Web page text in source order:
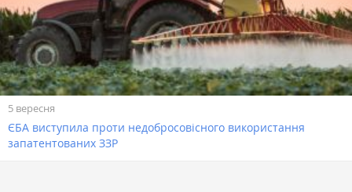
5 вересня
ЄБА виступила проти недобросовісного використання
запатентованих ЗЗР